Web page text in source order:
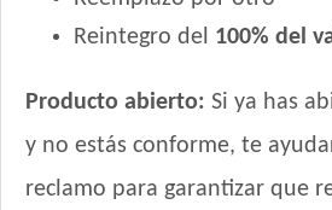
Tiernitos Selection Carne y Vegetales.
Top Nutrition Perro Vet Care Piel
Total Khan Adulto de Raza Pequeña
Reintegro del 100% del
Producto abierto: Si ya has
y no estás conforme, te
reclamo para garantizar que